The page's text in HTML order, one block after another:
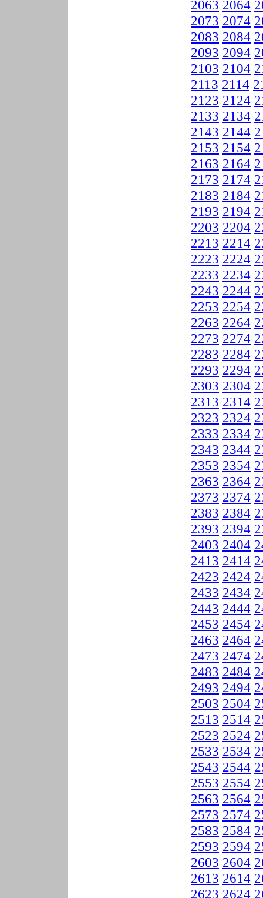
2063 2064
2073 2074
2083 2084
2093 2094
2103 2104
2113 2114
2123 2124
2133 2134
2143 2144
2153 2154
2163 2164
2173 2174
2183 2184
2193 2194
2203 2204
2213 2214
2223 2224
2233 2234
2243 2244
2253 2254
2263 2264
2273 2274
2283 2284
2293 2294
2303 2304
2313 2314
2323 2324
2333 2334
2343 2344
2353 2354
2363 2364
2373 2374
2383 2384
2393 2394
2403 2404
2413 2414
2423 2424
2433 2434
2443 2444
2453 2454
2463 2464
2473 2474
2483 2484
2493 2494
2503 2504
2513 2514
2523 2524
2533 2534
2543 2544
2553 2554
2563 2564
2573 2574
2583 2584
2593 2594
2603 2604
2613 2614
2623 2624